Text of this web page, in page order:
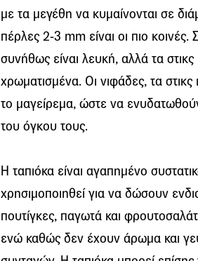
με τα μεγέθη να κυμαίνονται σε
πέρλες 2-3 mm είναι οι πιο
συνήθως είναι λευκή, αλλά τα
χρωματισμένα. Οι νιφάδες, τα
το μαγείρεμα, ώστε να
του όγκου τους.
Η ταπιόκα είναι αγαπημένο
χρησιμοποιηθεί για να δώσουν
πουτίγκες, παγωτά και
ενώ καθώς δεν έχουν άρωμα και